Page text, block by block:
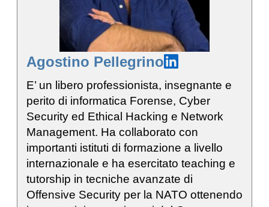
Agostino Pellegrino
E’ un libero professionista, insegnante e
perito di informatica Forense, Cyber
Security ed Ethical Hacking e Network
Management. Ha collaborato con
importanti istituti di formazione a livello
internazionale e ha esercitato teaching e
tutorship in tecniche avanzate di
Offensive Security per la NATO ottenendo